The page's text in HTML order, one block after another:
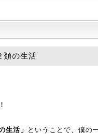
の生活
生活」
ということで、僕の